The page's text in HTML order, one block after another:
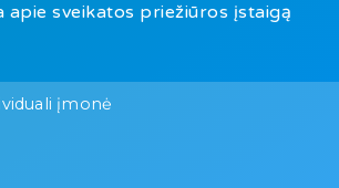
apie sveikatos priežiūros įstaigą
įmonė